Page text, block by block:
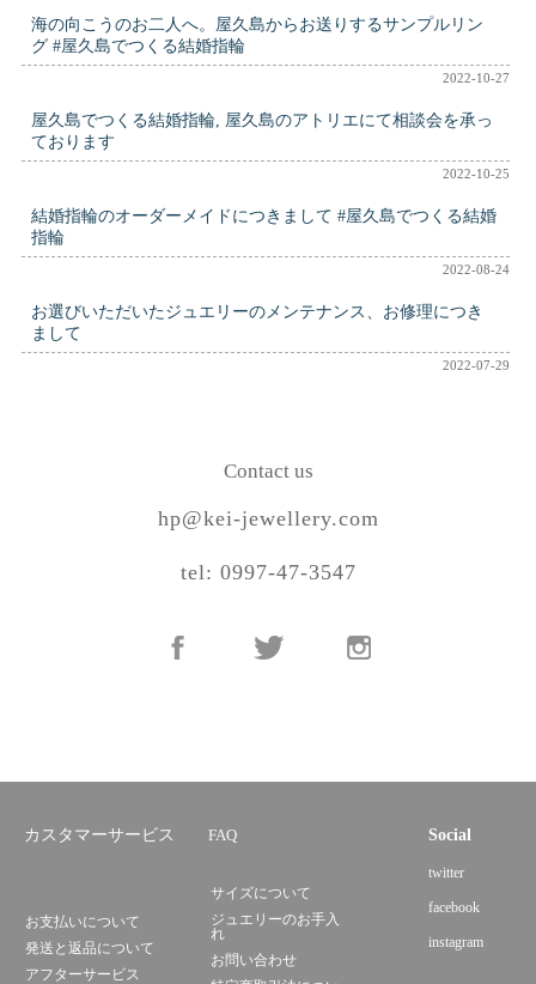
海の向こうのお二人へ。屋久島からお送りするサンプルリン
グ #屋久島でつくる結婚指輪
2022-10-27
屋久島でつくる結婚指輪, 屋久島のアトリエにて相談会を承っ
ております
2022-10-25
結婚指輪のオーダーメイドにつきまして #屋久島でつくる結婚
指輪
2022-08-24
お選びいただいたジュエリーのメンテナンス、お修理につき
まして
2022-07-29
Contact us
hp@kei-jewellery.com
tel: 0997-47-3547
カスタマーサービス FAQ
お支払いについて
発送と返品について
アフターサービス
サイズについて
ジュエリーのお手入
れ
お問い合わせ
Social
twitter
facebook
instagram